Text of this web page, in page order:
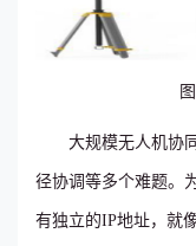
大规模无人机协
径协调等多个难题。
有独立的IP地址，就